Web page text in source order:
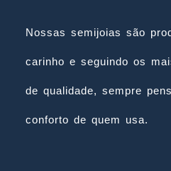
Nossas semijoias são
carinho e seguindo os
de qualidade, sempre
conforto de quem usa.